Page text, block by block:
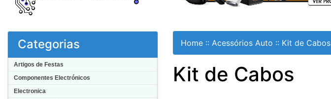
Categorias
Artigos de Festas
Componentes Electrónicos
Electronica
Home :: Acessórios Auto :: Kit de Cabos
Kit de Cabos